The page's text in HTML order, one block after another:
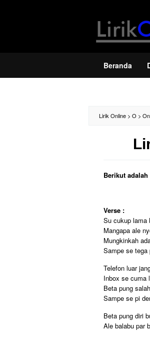
Beranda
Lirik Online > O >
Berikut
Verse :
Su cukup lama
Mangapa ale
Mungkinkah
Sampe se tega
Telefon luar
Inbox se cuma
Beta pung
Sampe se pi
Beta pung diri
Ale balabu par